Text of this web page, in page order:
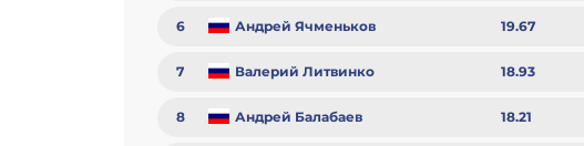
6 Андрей Ячменьков 19.67
7 Валерий Литвинко 18.93
8 Андрей Балабаев 18.21